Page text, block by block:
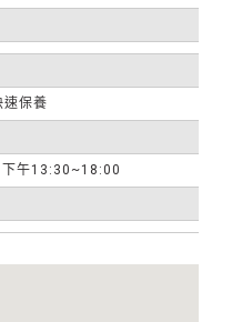
速保養
午13:30~18:00